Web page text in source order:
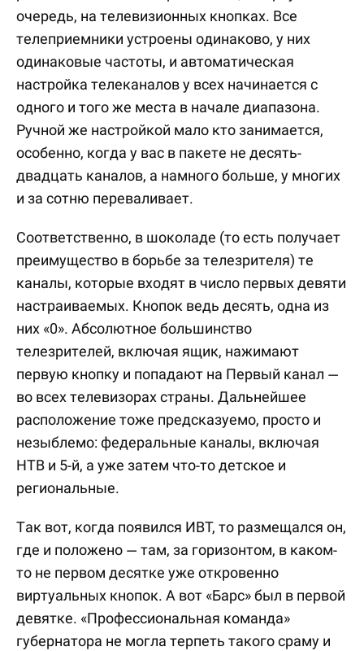
очередь, на телевизионных кнопках. Все
телеприемники устроены одинаково, у них
одинаковые частоты, и автоматическая
настройка телеканалов у всех начинается с
одного и того же места в начале диапазона.
Ручной же настройкой мало кто занимается,
особенно, когда у вас в пакете не десять-
двадцать каналов, а намного больше, у многих
и за сотню переваливает.
Соответственно, в шоколаде (то есть получает
преимущество в борьбе за телезрителя) те
каналы, которые входят в число первых девяти
настраиваемых. Кнопок ведь десять, одна из
них «0». Абсолютное большинство
телезрителей, включая ящик, нажимают
первую кнопку и попадают на Первый канал —
во всех телевизорах страны. Дальнейшее
расположение тоже предсказуемо, просто и
незыблемо: федеральные каналы, включая
НТВ и 5-й, а уже затем что-то детское и
региональные.
Так вот, когда появился ИВТ, то размещался он,
где и положено — там, за горизонтом, в каком-
то не первом десятке уже откровенно
виртуальных кнопок. А вот «Барс» был в первой
девятке. «Профессиональная команда»
губернатора не могла терпеть такого сраму и